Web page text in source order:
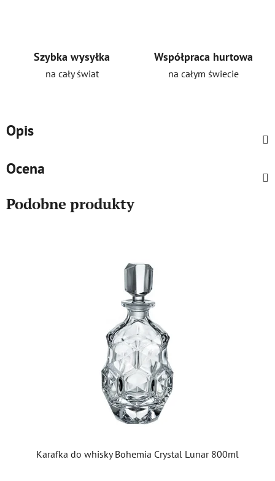
Szybka wysyłka
na cały świat
Współpraca hurtowa
na całym świecie
Opis
Ocena
Podobne produkty
Karafka do whisky Bohemia Crystal Lunar 800ml